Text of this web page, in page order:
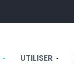
UTILISER